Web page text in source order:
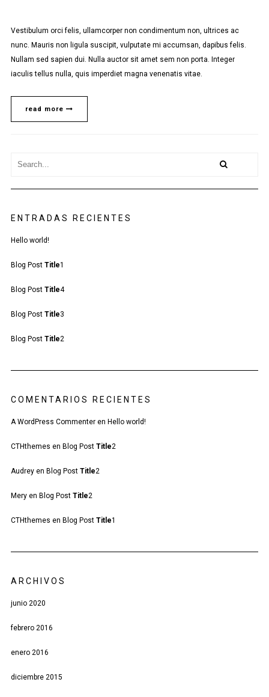
Vestibulum orci felis, ullamcorper non condimentum non, ultrices ac
nunc. Mauris non ligula suscipit, vulputate mi accumsan, dapibus felis.
Nullam sed sapien dui. Nulla auctor sit amet sem non porta. Integer
iaculis tellus nulla, quis imperdiet magna venenatis vitae.
read more
ENTRADAS RECIENTES
Hello world!
Blog Post Title1
Blog Post Title4
Blog Post Title3
Blog Post Title2
COMENTARIOS RECIENTES
A WordPress Commenteren Hello world!
CTHthemes en Blog Post Title2
Audreyen Blog Post Title2
Meryen Blog Post Title2
CTHthemes en Blog Post Title1
ARCHIVOS
junio 2020
febrero 2016
enero 2016
diciembre 2015